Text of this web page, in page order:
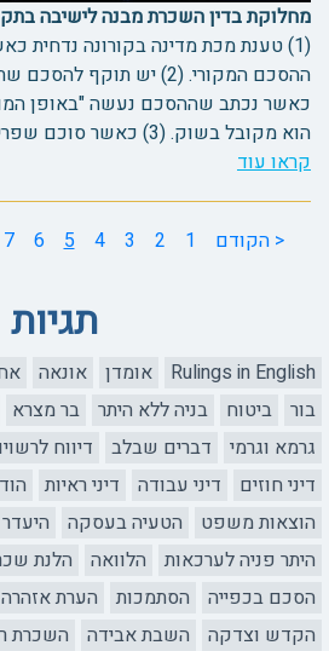
מחלוקת בדין השכרת מבנה לישיבה בתקופת
(1) טענת מכת מדינה בקורונה נדחית
ההסכם המקורי. (2) יש תוקף
כאשר נכתב שההסכם נעשה "באופן
הוא מקובל בשוק. (3) כאשר סוכם שפריטים ...
קראו עוד
< הקודם 1
2
3
4
5
6
7
תגיות
Rulings in English אומדן אונאה
בור
ביטוח בניה ללא היתר בר מצרא
גרמא וגרמי
דברים שבלב דיווח
דיני חוזים
דיני עבודה דיני ראיות
הוצאות משפט
הטעיה בעסקה היעדר
היתר פניה לערכאות
הלוואה הלנת
הסכם בכפייה
הסתמכות הערת אזהרה
הקדש וצדקה
השבת אבידה השכרת